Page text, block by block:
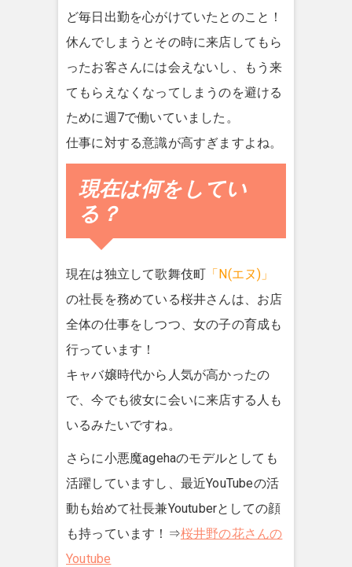
ど毎日出勤を心がけていたとのこと！
休んでしまうとその時に来店してもら
ったお客さんには会えないし、もう来
てもらえなくなってしまうのを避ける
ために週7で働いていました。
仕事に対する意識が高すぎますよね。
現在は何をしてい
る？
現在は独立して歌舞伎町 「N(エヌ)」
の社長を務めている桜井さんは、お店
全体の仕事をしつつ、女の子の育成も
行っています！
キャバ嬢時代から人気が高かったの
で、今でも彼女に会いに来店する人も
いるみたいですね。
さらに小悪魔agehaのモデルとしても
活躍していますし、最近YouTubeの活
動も始めて社長兼Youtuberとしての顔
も持っています！⇒桜井野の花さんの
Youtube